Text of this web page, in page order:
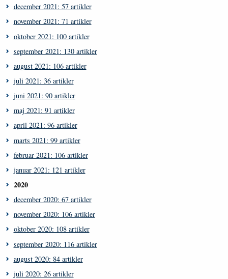
december 2021: 57 artikler
november 2021: 71 artikler
oktober 2021: 100 artikler
september 2021: 130 artikler
august 2021: 106 artikler
juli 2021: 36 artikler
juni 2021: 90 artikler
maj 2021: 91 artikler
april 2021: 96 artikler
marts 2021: 99 artikler
februar 2021: 106 artikler
januar 2021: 121 artikler
2020
december 2020: 67 artikler
november 2020: 106 artikler
oktober 2020: 108 artikler
september 2020: 116 artikler
august 2020: 84 artikler
juli 2020: 26 artikler